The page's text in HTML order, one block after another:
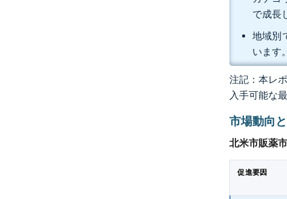
で成長
地域別
います。
注記：本レ
入手可能な
市場動向
北米市販薬
促進要因